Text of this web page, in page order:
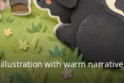
with warm narrative